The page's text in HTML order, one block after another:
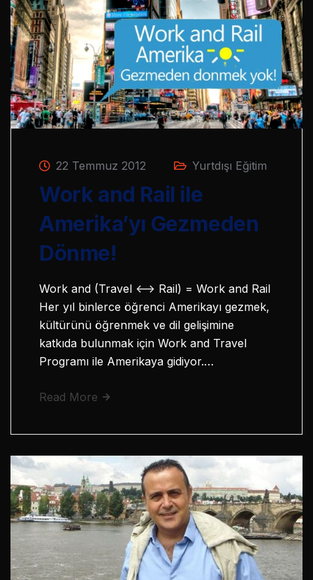
22 Temmuz 2012 Yurtdışı Eğitim
Work and Rail ile
Amerika’yı Gezmeden
Dönme!
Work and (Travel <–> Rail) = Work and Rail
Her yıl binlerce öğrenci Amerikayı gezmek,
kültürünü öğrenmek ve dil gelişimine
katkıda bulunmak için Work and Travel
Programı ile Amerikaya gidiyor.…
Read More